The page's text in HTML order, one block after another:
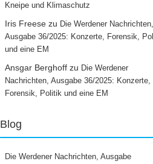
Kneipe und Klimaschutz
Iris Freese zu Die Werdener Nachrichten,
Ausgabe 36/2025: Konzerte, Forensik,
und eine EM
Ansgar Berghoff zu Die Werdener
Nachrichten, Ausgabe 36/2025: Konzerte,
Forensik, Politik und eine EM
Blog
Die Werdener Nachrichten, Ausgabe